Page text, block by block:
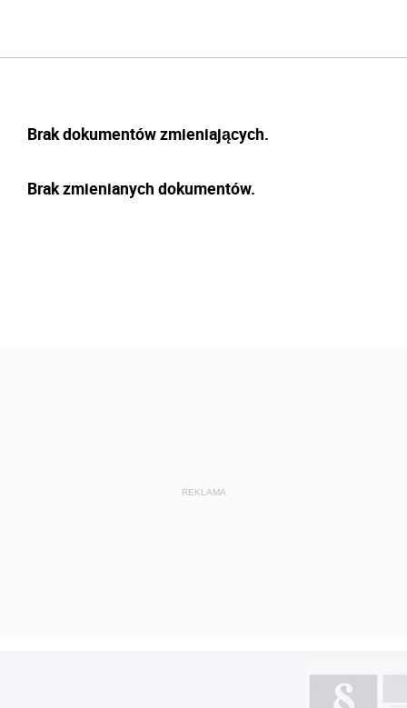
Brak dokumentów zmieniających.
Brak zmienianych dokumentów.